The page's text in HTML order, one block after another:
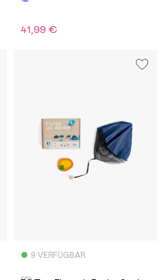
41,99 €
9 VERFÜGBAR